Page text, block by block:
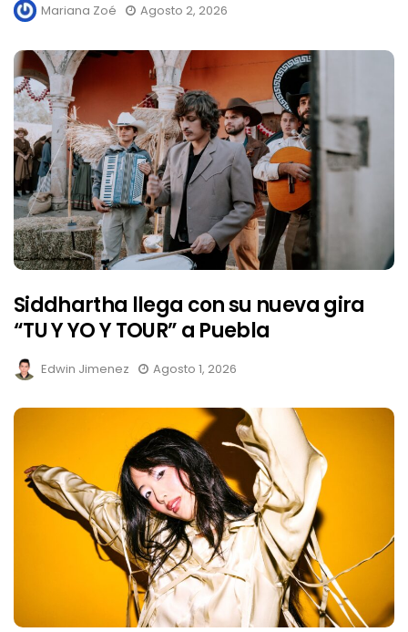
Mariana Zoé Agosto 2, 2026
Siddhartha llega con su nueva gira
“TU Y YO Y TOUR” a Puebla
Edwin Jimenez Agosto 1, 2026